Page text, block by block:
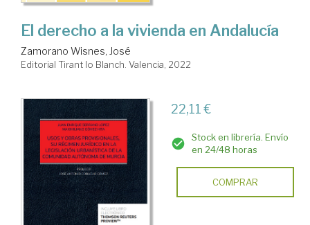
El derecho a la vivienda en Andalucía
Zamorano Wisnes, José
Editorial Tirant lo Blanch. Valencia, 2022
22,11 €
Stock en librería. Envío
en 24/48 horas
COMPRAR